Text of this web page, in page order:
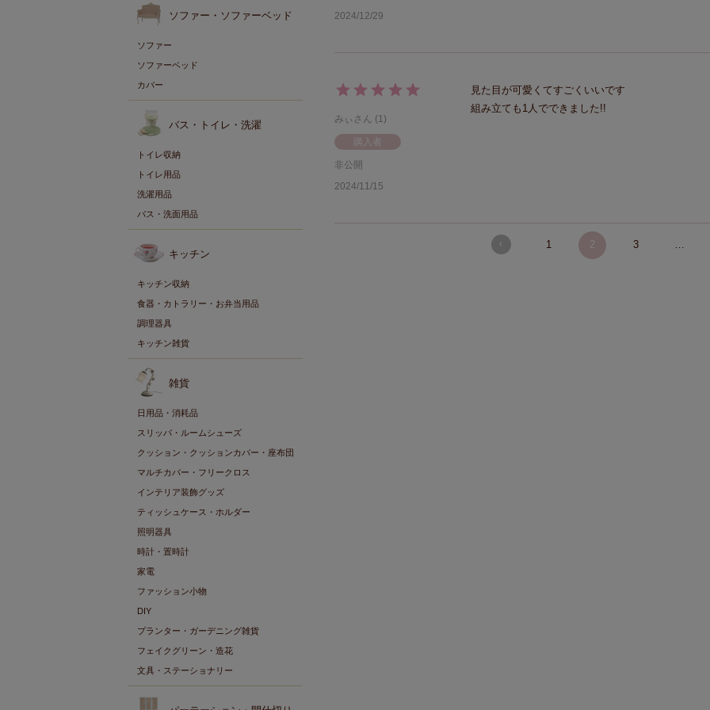
ソファー・ソファーベッド
ソファー
ソファーベッド
カバー
バス・トイレ・洗濯
トイレ収納
トイレ用品
洗濯用品
バス・洗面用品
キッチン
キッチン収納
食器・カトラリー・お弁当用品
調理器具
キッチン雑貨
雑貨
日用品・消耗品
スリッパ・ルームシューズ
クッション・クッションカバー・座布団
マルチカバー・フリークロス
インテリア装飾グッズ
ティッシュケース・ホルダー
照明器具
時計・置時計
家電
ファッション小物
DIY
プランター・ガーデニング雑貨
フェイクグリーン・造花
文具・ステーショナリー
2024/12/29
みぃ 1
購入者
非公開
2024/11/15
見た目が可愛くてすごくいいです
組み立ても1人でできました!!
1 2 3 …